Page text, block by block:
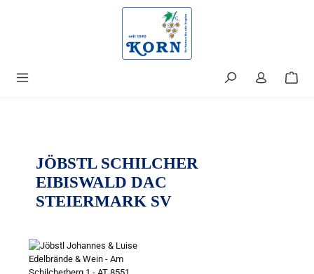
JÖBSTL SCHILCHER
EIBISWALD DAC
STEIERMARK SV